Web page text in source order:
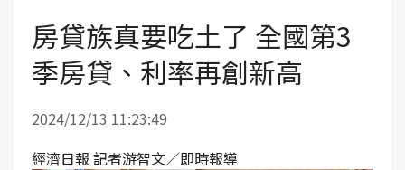
房貸族真要吃土了 全國第3
季房貸、利率再創新高
2024/12/13 11:23:49
經濟日報 記者游智文／即時報導